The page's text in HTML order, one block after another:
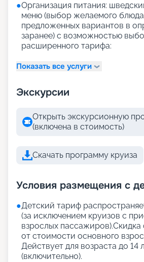
●Организация питания:
меню (выбор желаемого
предложенных вариантов в
заранее) с возможностью
расширенного тарифа:
Показать все услуги
Экскурсии
Открыть экскурсионную
(включена в стоимость)
Скачать программу круиза
Условия размещения с
●Детский тариф
(за исключением круизов с
взрослых пассажиров).Скидка
от стоимости основного
Действует для возраста до 14
(включительно).